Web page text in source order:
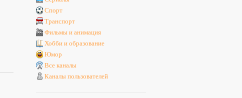
Спорт
Транспорт
Фильмы и анимация
Хобби и образование
Юмор
Все каналы
Каналы пользователей